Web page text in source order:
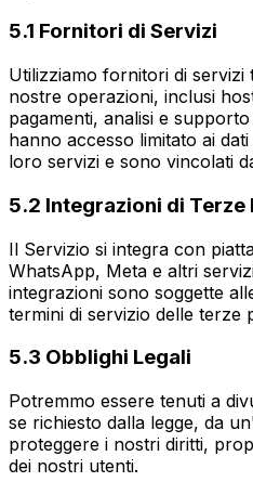
5.1 Fornitori di Servizi
Utilizziamo fornitori di
nostre operazioni, inclusi
pagamenti, analisi e
hanno accesso limitato ai
loro servizi e sono vincolati
5.2 Integrazioni di Terze
Il Servizio si integra con
WhatsApp, Meta e altri
integrazioni sono soggette
termini di servizio delle terze
5.3 Obblighi Legali
Potremmo essere tenuti a
se richiesto dalla legge, da
proteggere i nostri diritti,
dei nostri utenti.